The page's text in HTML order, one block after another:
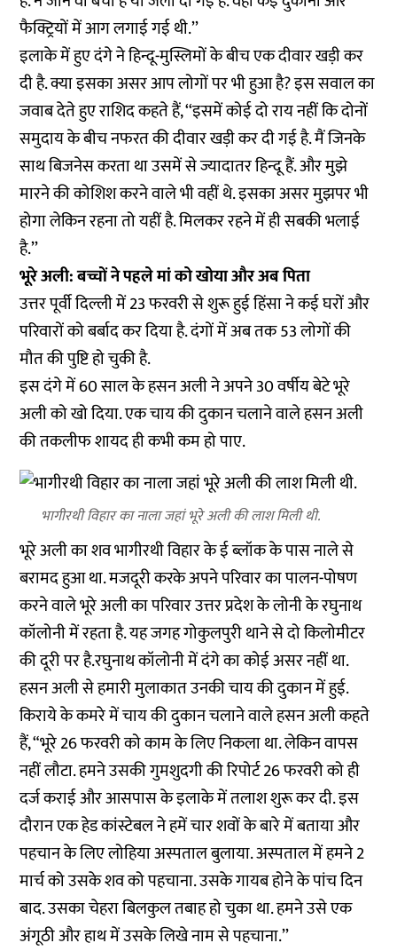
फैक्ट्रियों में आग लगाई गई थी.’’
इलाके में हुए दंगे ने हिन्दू-मुस्लिमों के बीच एक दीवार खड़ी कर
दी है. क्या इसका असर आप लोगों पर भी हुआ है? इस सवाल का
जवाब देते हुए राशिद कहते हैं, ‘‘इसमें कोई दो राय नहीं कि दोनों
समुदाय के बीच नफरत की दीवार खड़ी कर दी गई है. मैं जिनके
साथ बिजनेस करता था उसमें से ज्यादातर हिन्दू हैं. और मुझे
मारने की कोशिश करने वाले भी वहीं थे. इसका असर मुझपर भी
होगा लेकिन रहना तो यहीं है. मिलकर रहने में ही सबकी भलाई
है.’’
भूरे अली: बच्चों ने पहले मां को खोया और अब पिता
उत्तर पूर्वी दिल्ली में 23 फरवरी से शुरू हुई हिंसा ने कई घरों और
परिवारों को बर्बाद कर दिया है. दंगों में अब तक 53 लोगों की
मौत की पुष्टि हो चुकी है.
इस दंगे में 60 साल के हसन अली ने अपने 30 वर्षीय बेटे भूरे
अली को खो दिया. एक चाय की दुकान चलाने वाले हसन अली
की तकलीफ शायद ही कभी कम हो पाए.
भागीरथी विहार का नाला जहां भूरे अली की लाश मिली थी.
भूरे अली का शव भागीरथी विहार के ई ब्लॉक के पास नाले से
बरामद हुआ था. मजदूरी करके अपने परिवार का पालन-पोषण
करने वाले भूरे अली का परिवार उत्तर प्रदेश के लोनी के रघुनाथ
कॉलोनी में रहता है. यह जगह गोकुलपुरी थाने से दो किलोमीटर
की दूरी पर है.रघुनाथ कॉलोनी में दंगे का कोई असर नहीं था.
हसन अली से हमारी मुलाकात उनकी चाय की दुकान में हुई.
किराये के कमरे में चाय की दुकान चलाने वाले हसन अली कहते
हैं, “भूरे 26 फरवरी को काम के लिए निकला था. लेकिन वापस
नहीं लौटा. हमने उसकी गुमशुदगी की रिपोर्ट 26 फरवरी को ही
दर्ज कराई और आसपास के इलाके में तलाश शुरू कर दी. इस
दौरान एक हेड कांस्टेबल ने हमें चार शवों के बारे में बताया और
पहचान के लिए लोहिया अस्पताल बुलाया. अस्पताल में हमने 2
मार्च को उसके शव को पहचाना. उसके गायब होने के पांच दिन
बाद. उसका चेहरा बिलकुल तबाह हो चुका था. हमने उसे एक
अंगूठी और हाथ में उसके लिखे नाम से पहचाना.’’